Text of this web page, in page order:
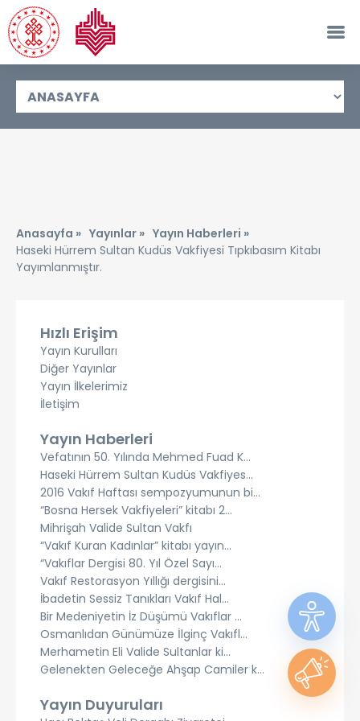
Anasayfa » Yayınlar » Yayın Haberleri »
Haseki Hürrem Sultan Kudüs Vakfiyesi Tıpkıbasım Kitabı
Yayımlanmıştır.
Hızlı Erişim
Yayın Kurulları
Diğer Yayınlar
Yayın İlkelerimiz
İletişim
Yayın Haberleri
Vefatının 50. Yılında Mehmed Fuad K...
Haseki Hürrem Sultan Kudüs Vakfiyes...
2016 Vakıf Haftası sempozyumunun bi...
“Bosna Hersek Vakfiyeleri” kitabı 2...
Mihrişah Valide Sultan Vakfı
“Vakıf Kuran Kadınlar” kitabı yayın...
“Vakıflar Dergisi 80. Yıl Özel Sayı...
Vakıf Restorasyon Yıllığı dergisini...
İbadetin Sessiz Tanıkları Vakıf Hal...
Bir Medeniyetin İz Düşümü Vakıflar ...
Osmanlıdan Günümüze İlginç Vakıfl...
Merhametin Eli Valide Sultanlar ki...
Gelenekten Geleceğe Ahşap Camiler k...
Yayın Duyuruları